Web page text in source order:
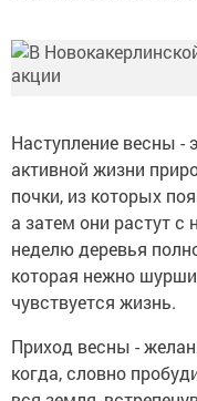
Наступление весны -
активной жизни
почки, из которых
а затем они растут с
неделю деревья
которая нежно
чувствуется жизнь.
Приход весны -
когда, словно